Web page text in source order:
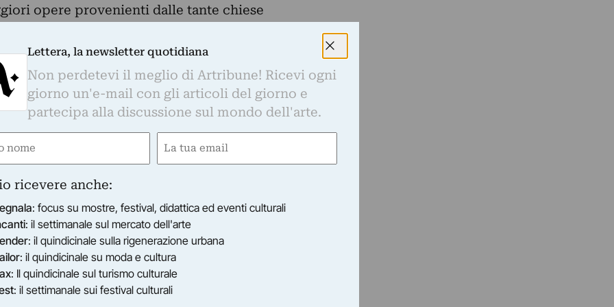
opere provenienti dalle tante chiese
in Mercato, un Museo, quello di Arte Sacra
nella canonica della chiesa ha trovato, nel
e antiche sale, allestite con un tocco di
delle maggiori opere provenienti dalle tante
Lettera, la newsletter quotidiana
Non perdetevi il meglio di Artribune! Ricevi ogni
giorno un'e-mail con gli articoli del giorno e
partecipa alla discussione sul mondo dell'arte.
Email
ricevere anche:
: focus su mostre, festival, didattica ed eventi culturali
: il settimanale sul mercato dell'arte
: il quindicinale sulla rigenerazione urbana
: il quindicinale su moda e cultura
: Il quindicinale sul turismo culturale
: il settimanale sui festival culturali